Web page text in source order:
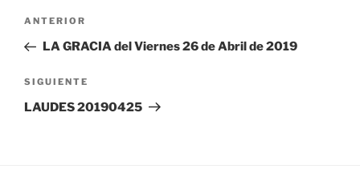
Navegación
entradas
Entrada
anterior:
ANTERIOR
LA GRACIA del Viernes 26 de Abril de 2019
Siguiente
entrada
SIGUIENTE
LAUDES 20190425